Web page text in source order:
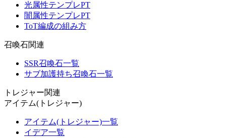
光属性テンプレPT
闇属性テンプレPT
ToT編成の組み方
召喚石関連
SSR召喚石一覧
サブ加護持ち召喚石一覧
トレジャー関連
アイテム(トレジャー)
アイテム(トレジャー)一覧
イデア一覧